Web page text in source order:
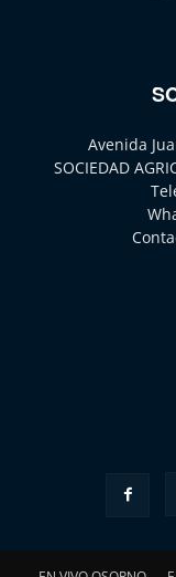
Avenida
SOCIEDAD